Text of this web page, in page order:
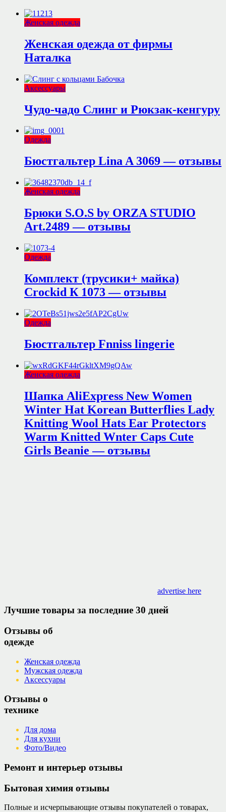
Женская одежда
Женская одежда от фирмы
Наталка
Аксессуары
Чудо-чадо Слинг и Рюкзак-кенгуру
Одежда
Бюстгальтер Lina A 3069 — отзывы
Женская одежда
Брюки S.O.S by ORZA STUDIO
Art.2489 — отзывы
Одежда
Комплект (трусики+ майка)
Crockid К 1073 — отзывы
Одежда
Бюстгальтер Fnniss lingerie
Женская одежда
Шапка AliExpress New Women
Winter Hat Korean Butterflies Lady
Knitting Wool Hats Ear Protectors
Warm Knitted Wnter Caps Cute
Girls Beanie — отзывы
advertise here
Лучшие товары за последние 30 дней
Отзывы об
одежде
Женская одежда
Мужская одежда
Аксессуары
Отзывы о
технике
Для дома
Для кухни
Фото/Видео
Ремонт и интерьер отзывы
Бытовая химия отзывы
Полные и исчерпывающие отзывы покупателей о товарах,